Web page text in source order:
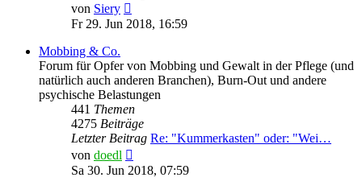
von Siery
Beitrag
Fr 29. Jun 2018, 16:59
Mobbing & Co.
Forum für Opfer von Mobbing und Gewalt in der Pflege (und
natürlich auch anderen Branchen), Burn-Out und andere
psychische Belastungen
441 Themen
4275 Beiträge
Letzter Beitrag Re: "Kummerkasten" oder: "Wei…
von doedl
Beitrag
Sa 30. Jun 2018, 07:59